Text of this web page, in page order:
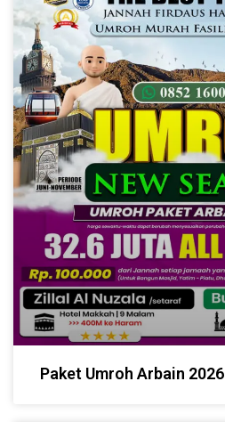
Paket Umroh Arbain 2026